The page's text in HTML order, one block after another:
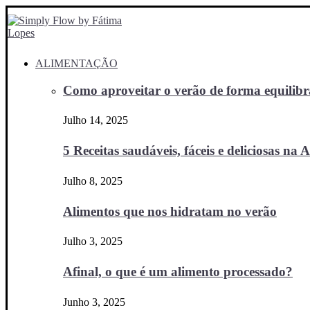
ALIMENTAÇÃO
Como aproveitar o verão de forma
Julho 14, 2025
5 Receitas saudáveis, fáceis e deliciosas na
Julho 8, 2025
Alimentos que nos hidratam no verão
Julho 3, 2025
Afinal, o que é um alimento processado?
Junho 3, 2025